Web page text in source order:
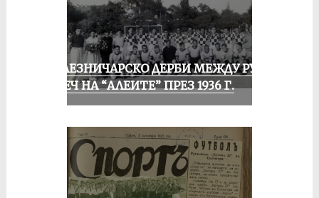
ЖЕЛЕЗНИЧАРСКО ДЕРБИ МЕЖДУ РУСЕ
И ПЕЧ НА “АЛЕИТЕ” ПРЕЗ 1936 Г.